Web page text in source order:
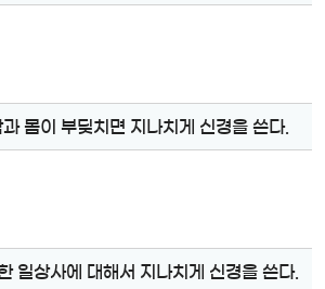
몸이 부딪치면 지나치게 신경을 쓴다.
일상사에 대해서 지나치게 신경을 쓴다.